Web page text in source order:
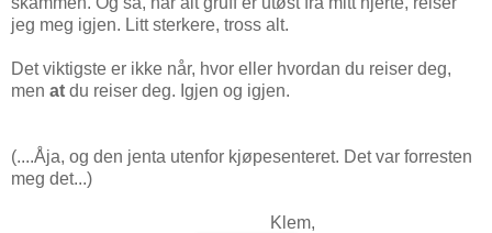
jeg meg igjen. Litt sterkere, tross alt.
Det viktigste er ikke når, hvor eller hvordan du reiser deg,
men at du reiser deg. Igjen og igjen.
(....Åja, og den jenta utenfor kjøpesenteret. Det var forresten
meg det...)
Klem,